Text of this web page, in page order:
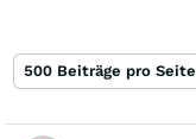
500 Beiträge pro Seite